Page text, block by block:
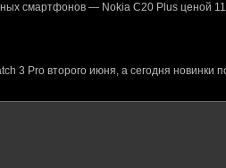
смартфонов — Nokia C20 Plus ценой
3 Pro второго июня, а сегодня новинки